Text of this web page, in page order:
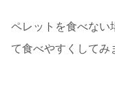
ペレットを食べない
て食べやすくしてみ